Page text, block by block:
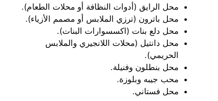
محل الرايق (أدوات النظافة أو محلات الطعام).
محل باترون (ترزي الملابس أو مصمم الأزياء).
محل دلع بنات (اكسسوارات البنات).
محل دانتيل (محلات اللانجيري والملابس
الحريمي).
محل بنطلون وفنيلة.
محب جيبه وبلوزة.
محل فستاني.